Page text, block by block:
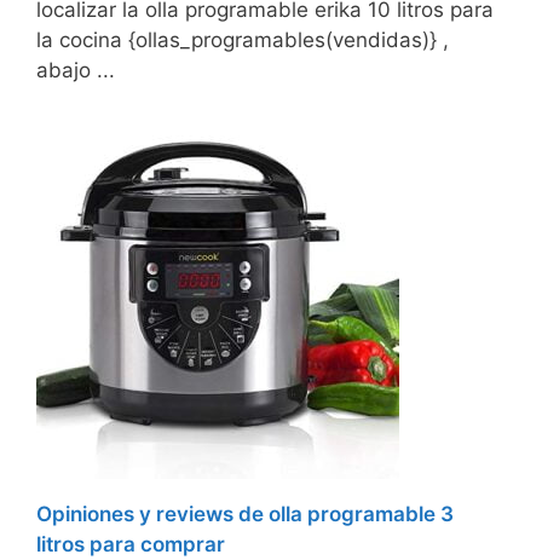
localizar la olla programable erika 10 litros para
la cocina {ollas_programables(vendidas)} ,
abajo ...
Opiniones y reviews de olla programable 3
litros para comprar